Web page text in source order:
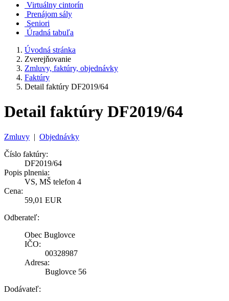
Virtuálny cintorín
Prenájom sály
Seniori
Úradná tabuľa
Úvodná stránka
Zverejňovanie
Zmluvy, faktúry, objednávky
Faktúry
Detail faktúry DF2019/64
Detail faktúry DF2019/64
Zmluvy | Objednávky
Číslo faktúry:
DF2019/64
Popis plnenia:
VS, MŠ telefon 4
Cena:
59,01 EUR
Odberateľ:
Obec Buglovce
IČO:
00328987
Adresa:
Buglovce 56
Dodávateľ: